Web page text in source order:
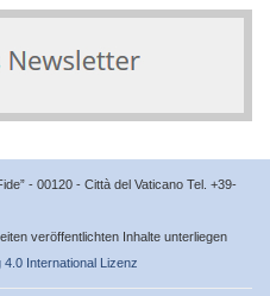
- 00120 - Città del Vaticano Tel. +39-
veröffentlichten Inhalte unterliegen
International Lizenz